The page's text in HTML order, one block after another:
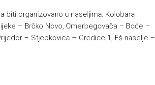
biti organizovano u naseljima: Kolobara –
– Brčko Novo, Omerbegovača – Boće –
– Stjepkovica – Gredice 1, Eš naselje –